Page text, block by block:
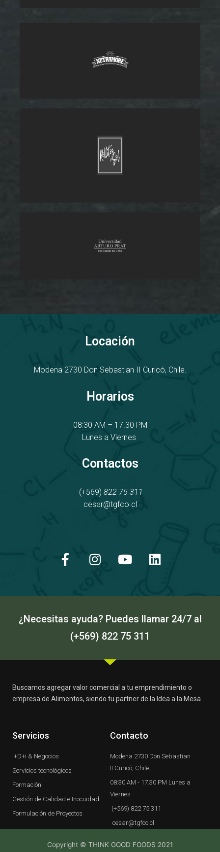
Locación
Modena 2730 Don Sebastian II Curicó, Chile.
Horarios
08:30 AM – 17.30 PM
Lunes a Viernes
Contactos
(+569) 822 75 311
cesar@tgfco.cl
c
e
o
k
s
t
g
a
m
u
t
b
n
k
d
n
¿Necesitas ayuda? Puedes llamar 24/7 al
(+569) 822 75 311
Buscamos agregar valor comercial a tu emprendimiento o
empresa de Alimentos, siendo tu partner de la Idea a la Mesa
Servicios
I+D+i & Negocios
Servicios tecnológicos
Formación
Gestión de Calidad e Inocuidad
Formulación de Proyectos
Contacto
Modena 2730 Don Sebastian
II Curicó, Chile.
08:30 AM - 17.30 PM Lunes a
Viernes
(+569) 822 75 311
cesar@tgfco.cl
Copyright © THINK GOOD FOODS 2021